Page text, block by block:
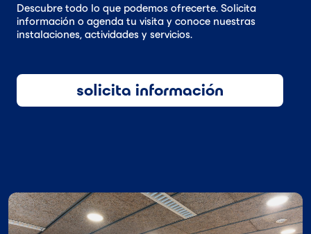
Descubre todo lo que podemos ofrecerte. Solicita
información o agenda tu visita y conoce nuestras
instalaciones, actividades y servicios.
solicita información